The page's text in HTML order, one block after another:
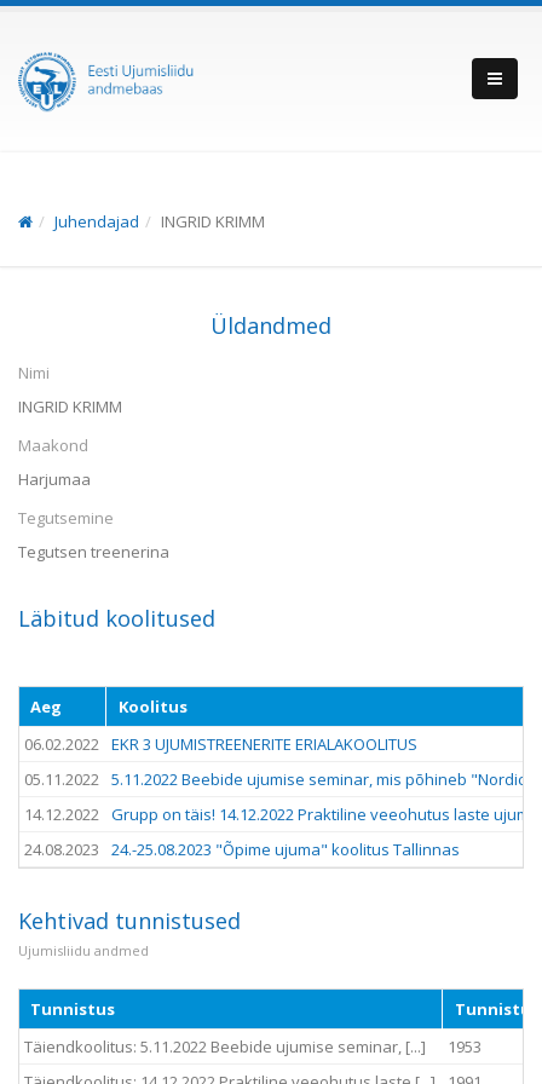
Juhendajad INGRID KRIMM
Üldandmed
Nimi
INGRID KRIMM
Maakond
Harjumaa
Tegutsemine
Tegutsen treenerina
Läbitud koolitused
Aeg
Koolitus
06.02.2022 EKR 3 UJUMISTREENERITE ERIALAKOOLITUS
05.11.2022 5.11.2022 Beebide ujumise seminar, mis põhineb "Nordic
14.12.2022 Grupp on täis! 14.12.2022 Praktiline veeohutus laste
24.08.2023
24.-25.08.2023 "Õpime ujuma" koolitus Tallinnas
Kehtivad tunnistused
Ujumisliidu andmed
Tunnistus
Täiendkoolitus: 5.11.2022 Beebide ujumise seminar, [...]
1953